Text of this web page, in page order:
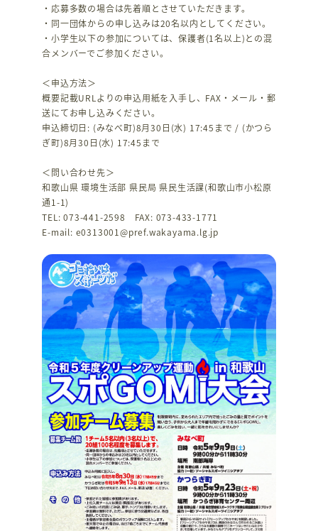
・応募多数の場合は先着順とさせていただきます。
・同一団体からの申し込みは20名以内としてください。
・小学生以下の参加については、保護者(1名以上)との混
合メンバーでご参加ください。
＜申込方法＞
概要記載URLよりの申込用紙を入手し、FAX・メール・郵
送にてお申し込みください。
申込締切日: (みなべ町)8月30日(水) 17:45まで / (かつら
ぎ町)8月30日(水) 17:45まで
＜問い合わせ先＞
和歌山県 環境生活部 県民局 県民生活課(和歌山市小松原
通1-1)
TEL: 073-441-2598 FAX: 073-433-1771
E-mail: e0313001@pref.wakayama.lg.jp